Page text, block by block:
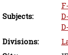
Subjects:
Divisions: